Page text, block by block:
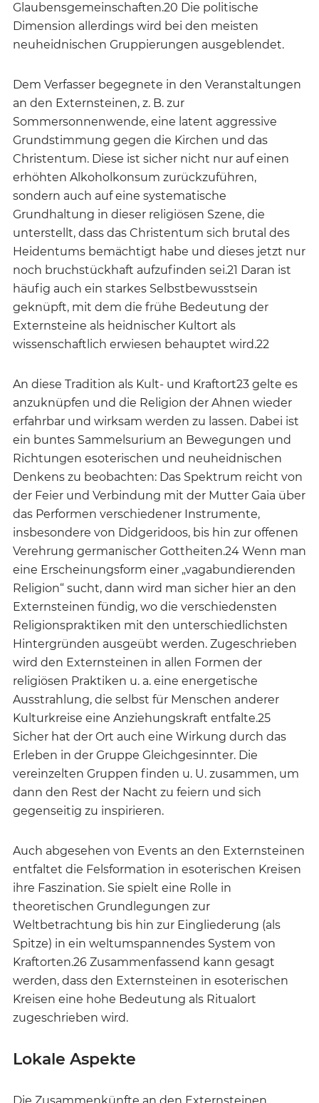
Glaubensgemeinschaften.20 Die politische
Dimension allerdings wird bei den meisten
neuheidnischen Gruppierungen ausgeblendet.
Dem Verfasser begegnete in den Veranstaltungen
an den Externsteinen, z. B. zur
Sommersonnenwende, eine latent aggressive
Grundstimmung gegen die Kirchen und das
Christentum. Diese ist sicher nicht nur auf einen
erhöhten Alkoholkonsum zurückzuführen,
sondern auch auf eine systematische
Grundhaltung in dieser religiösen Szene, die
unterstellt, dass das Christentum sich brutal des
Heidentums bemächtigt habe und dieses jetzt nur
noch bruchstückhaft aufzufinden sei.21 Daran ist
häufig auch ein starkes Selbstbewusstsein
geknüpft, mit dem die frühe Bedeutung der
Externsteine als heidnischer Kultort als
wissenschaftlich erwiesen behauptet wird.22
An diese Tradition als Kult- und Kraftort23 gelte es
anzuknüpfen und die Religion der Ahnen wieder
erfahrbar und wirksam werden zu lassen. Dabei ist
ein buntes Sammelsurium an Bewegungen und
Richtungen esoterischen und neuheidnischen
Denkens zu beobachten: Das Spektrum reicht von
der Feier und Verbindung mit der Mutter Gaia über
das Performen verschiedener Instrumente,
insbesondere von Didgeridoos, bis hin zur offenen
Verehrung germanischer Gottheiten.24 Wenn man
eine Erscheinungsform einer „vagabundierenden
Religion“ sucht, dann wird man sicher hier an den
Externsteinen fündig, wo die verschiedensten
Religionspraktiken mit den unterschiedlichsten
Hintergründen ausgeübt werden. Zugeschrieben
wird den Externsteinen in allen Formen der
religiösen Praktiken u. a. eine energetische
Ausstrahlung, die selbst für Menschen anderer
Kulturkreise eine Anziehungskraft entfalte.25
Sicher hat der Ort auch eine Wirkung durch das
Erleben in der Gruppe Gleichgesinnter. Die
vereinzelten Gruppen finden u. U. zusammen, um
dann den Rest der Nacht zu feiern und sich
gegenseitig zu inspirieren.
Auch abgesehen von Events an den Externsteinen
entfaltet die Felsformation in esoterischen Kreisen
ihre Faszination. Sie spielt eine Rolle in
theoretischen Grundlegungen zur
Weltbetrachtung bis hin zur Eingliederung (als
Spitze) in ein weltumspannendes System von
Kraftorten.26 Zusammenfassend kann gesagt
werden, dass den Externsteinen in esoterischen
Kreisen eine hohe Bedeutung als Ritualort
zugeschrieben wird.
Lokale Aspekte